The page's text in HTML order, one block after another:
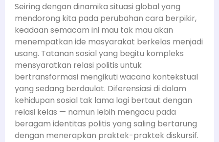
Seiring dengan dinamika situasi global yang
mendorong kita pada perubahan cara berpikir,
keadaan semacam ini mau tak mau akan
menempatkan ide masyarakat berkelas menjadi
usang. Tatanan sosial yang begitu kompleks
mensyaratkan relasi politis untuk
bertransformasi mengikuti wacana kontekstual
yang sedang berdaulat. Diferensiasi di dalam
kehidupan sosial tak lama lagi bertaut dengan
relasi kelas — namun lebih mengacu pada
beragam identitas politis yang saling bertarung
dengan menerapkan praktek-praktek diskursif.